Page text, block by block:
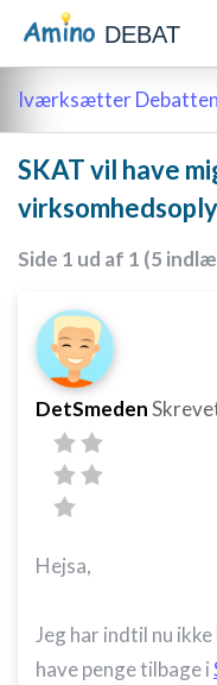
DEBAT
Iværksætter
SKAT vil have
Side 1 ud af 1 (5
DetSmeden
Hejsa,
Jeg har indtil nu
have penge tilbage i